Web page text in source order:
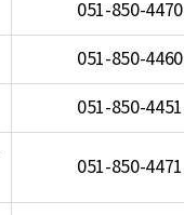
051-850-4470
051-850-4460
051-850-4451
051-850-4471